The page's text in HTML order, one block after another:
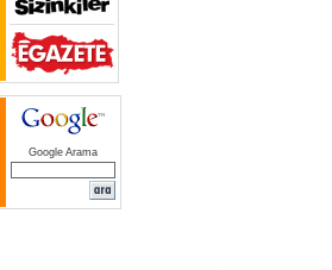
Google Arama